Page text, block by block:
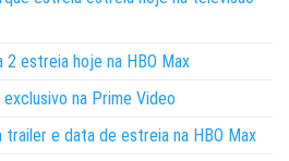
2 estreia hoje na HBO Max
na Prime Video
trailer e data de estreia na HBO Max